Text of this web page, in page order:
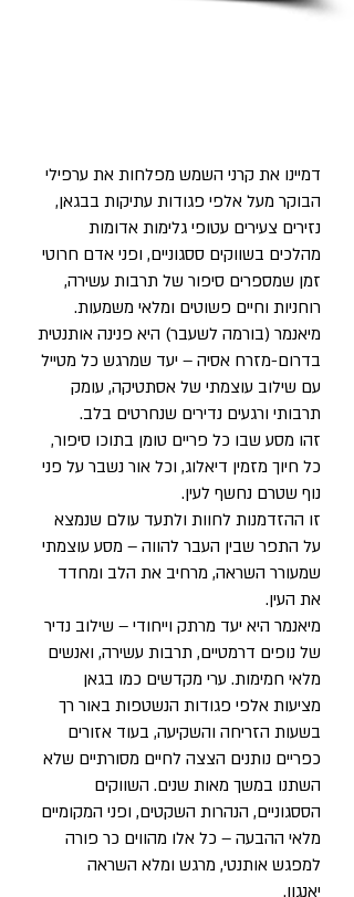
דמיינו את קרני השמש מפלחות את ערפילי
הבוקר מעל אלפי פגודות עתיקות בבגאן,
נזירים צעירים עטופי גלימות אדומות
מהלכים בשווקים ססגוניים, ופני אדם חרוטי
זמן שמספרים סיפור של תרבות עשירה,
רוחניות וחיים פשוטים ומלאי משמעות.
מיאנמר (בורמה לשעבר) היא פנינה אותנטית
בדרום-מזרח אסיה – יעד שמרגש כל מטייל
עם שילוב עוצמתי של אסתטיקה, עומק
תרבותי ורגעים נדירים שנחרטים בלב.
זהו מסע שבו כל פריים טומן בתוכו סיפור,
כל חיוך מזמין דיאלוג, וכל אור נשבר על פני
נוף שטרם נחשף לעין.
זו ההזדמנות לחוות ולתעד עולם שנמצא
על התפר שבין העבר להווה – מסע עוצמתי
שמעורר השראה, מרחיב את הלב ומחדד
את העין.
מיאנמר היא יעד מרתק וייחודי – שילוב נדיר
של נופים דרמטיים, תרבות עשירה, ואנשים
מלאי חמימות. ערי מקדשים כמו בגאן
מציעות אלפי פגודות הנשטפות באור רך
בשעות הזריחה והשקיעה, בעוד אזורים
כפריים נותנים הצצה לחיים מסורתיים שלא
השתנו במשך מאות שנים. השווקים
הססגוניים, הנהרות השקטים, ופני המקומיים
מלאי ההבעה – כל אלו מהווים כר פורה
למפגש אותנטי, מרגש ומלא השראה
יאנגון.